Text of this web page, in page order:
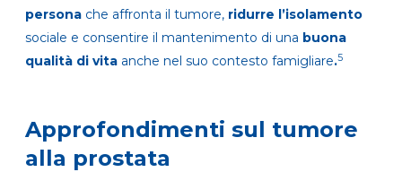
persona che affronta il tumore, ridurre l’isolamento
sociale e consentire il mantenimento di una buona
qualità di vita anche nel suo contesto famigliare.5
Approfondimenti sul tumore
alla prostata